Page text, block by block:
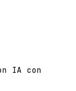
IA con